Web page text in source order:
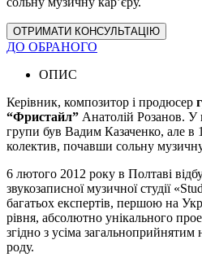
ОТРИМАТИ КОНСУЛЬТАЦІЮ
ДО ОБРАНОГО
ОПИС
Керівник, композитор і продюсер
“Фристайл” Анатолій Розанов.
групи був Вадим Казаченко, але в
колектив, почавши сольну музичну
6 лютого 2012 року в Полтаві
звукозаписної музичної студії
багатьох експертів, першою на
рівня, абсолютно унікального
згідно з усіма
роду.